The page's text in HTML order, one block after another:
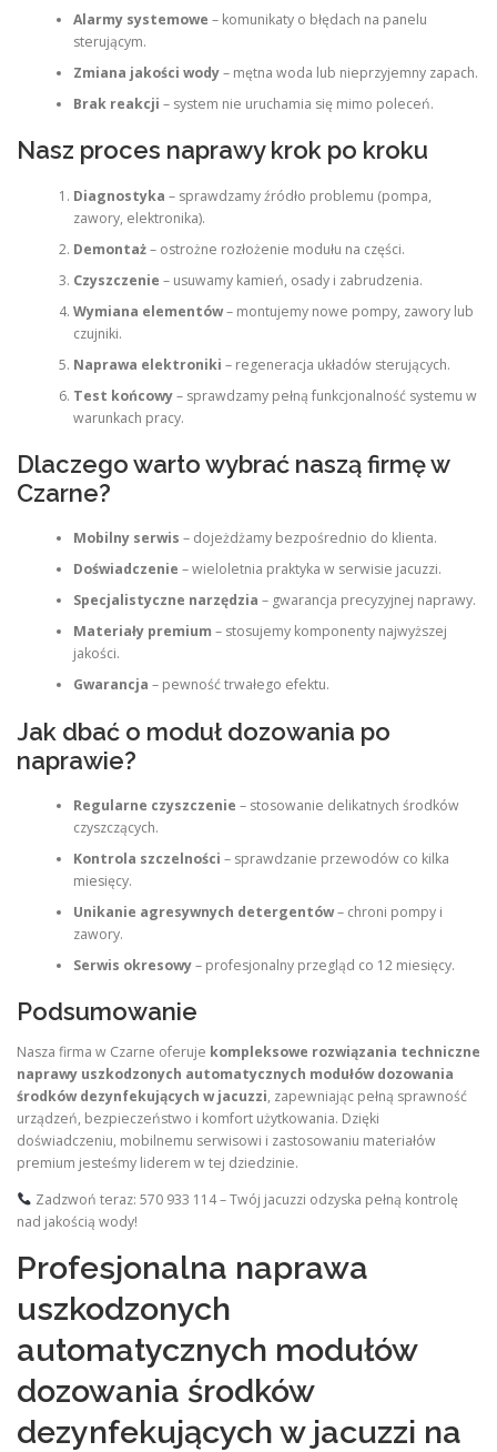
Alarmy systemowe – komunikaty o błędach na panelu
sterującym.
Zmiana jakości wody– mętna woda lub nieprzyjemny zapach.
Brak reakcji – system nie uruchamia się mimo poleceń.
Nasz proces naprawy krok po kroku
Diagnostyka – sprawdzamy źródło problemu (pompa,
zawory, elektronika).
Demontaż– ostrożne rozłożenie modułu na części.
Czyszczenie – usuwamy kamień, osady i zabrudzenia.
Wymiana elementów– montujemy nowe pompy, zawory lub
czujniki.
Naprawa elektroniki – regeneracja układów sterujących.
Test końcowy– sprawdzamy pełną funkcjonalność systemu w
warunkach pracy.
Dlaczego warto wybrać naszą firmę w
Czarne?
Mobilny serwis – dojeżdżamy bezpośrednio do klienta.
Doświadczenie – wieloletnia praktyka w serwisie jacuzzi.
Specjalistyczne narzędzia – gwarancja precyzyjnej naprawy.
Materiały premium – stosujemy komponenty najwyższej
jakości.
Gwarancja – pewność trwałego efektu.
Jak dbać o moduł dozowania po
naprawie?
Regularne czyszczenie – stosowanie delikatnych środków
czyszczących.
Kontrola szczelności – sprawdzanie przewodów co kilka
miesięcy.
Unikanie agresywnych detergentów– chroni pompy i
zawory.
Serwis okresowy– profesjonalny przegląd co 12 miesięcy.
Podsumowanie
Nasza firma w Czarne oferuje kompleksowe rozwiązania techniczne
naprawy uszkodzonych automatycznych modułów dozowania
środków dezynfekujących w jacuzzi, zapewniając pełną sprawność
urządzeń, bezpieczeństwo i komfort użytkowania. Dzięki
doświadczeniu, mobilnemu serwisowi i zastosowaniu materiałów
premium jesteśmy liderem w tej dziedzinie.
Zadzwoń teraz: 570 933 114 – Twój jacuzzi odzyska pełną kontrolę
nad jakością wody!
Profesjonalna naprawa
uszkodzonych
automatycznych modułów
dozowania środków
dezynfekujących w jacuzzi na